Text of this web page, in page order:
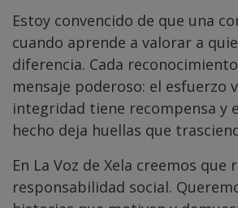
Estoy convencido de que una
cuando aprende a valorar a
diferencia. Cada
mensaje poderoso: el esfuerzo
integridad tiene recompensa y
hecho deja huellas que
En La Voz de Xela creemos que
responsabilidad social.